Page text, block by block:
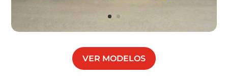
VER MODELOS